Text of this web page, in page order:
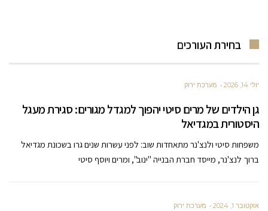
בחירת העורכים
יולי 14, 2026 מערכת ירוק
גן הילדים של מרים סיטי יהפוך למגדל מגורים: סגירת מעגל
היסטורית במגדיאל
משפחות סיטי ולנצ'נר מתאחדות שוב: לפני עשרות שנים גרו בשכונת מגדיאל
ברוך לנצ'נר, מייסד חברת הבנייה "ינוב", ומרים ויוסף סיטי
אוקטובר 1, 2024 מערכת ירוק